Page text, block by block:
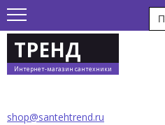
ТРЕНД
Интернет-магазин сантехники
shop@santehtrend.ru